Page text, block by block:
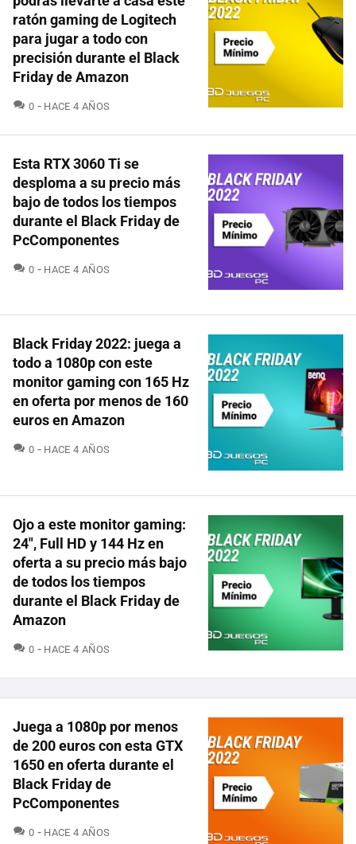
ratón gaming de Logitech
para jugar a todo con
precisión durante el Black
Friday de Amazon
0 COMENTARIOS
HACE 4 AÑOS
Esta RTX 3060 Ti se
desploma a su precio más
bajo de todos los tiempos
durante el Black Friday de
PcComponentes
0 COMENTARIOS
HACE 4 AÑOS
Black Friday 2022: juega a
todo a 1080p con este
monitor gaming con 165 Hz
en oferta por menos de 160
euros en Amazon
0 COMENTARIOS
HACE 4 AÑOS
Ojo a este monitor gaming:
24", Full HD y 144 Hz en
oferta a su precio más bajo
de todos los tiempos
durante el Black Friday de
Amazon
0 COMENTARIOS
HACE 4 AÑOS
Juega a 1080p por menos
de 200 euros con esta GTX
1650 en oferta durante el
Black Friday de
PcComponentes
0 COMENTARIOS
HACE 4 AÑOS